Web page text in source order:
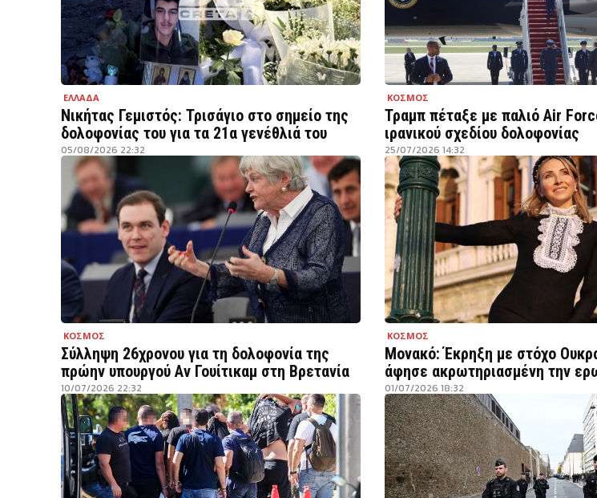
ΕΛΛΑΔΑ
Νικήτας Γεμιστός: Τρισάγιο στο σημείο της
δολοφονίας του για τα 21α γενέθλιά του
05/08/2026 22:32
ΚΟΣΜΟΣ
Τραμπ πέταξε με παλιό Air
ιρανικού σχεδίου δολοφονίας
25/07/2026 14:32
ΚΟΣΜΟΣ
Σύλληψη 26χρονου για τη δολοφονία της
πρώην υπουργού Αν Γουίτικαμ στη Βρετανία
10/07/2026 22:32
ΚΟΣΜΟΣ
Μονακό: Έκρηξη με στόχο
άφησε ακρωτηριασμένη την
01/07/2026 18:32